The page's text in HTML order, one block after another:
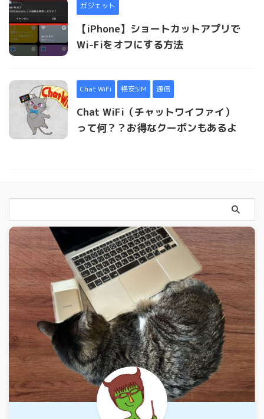
ガジェット
【iPhone】ショートカットアプリで
Wi-Fiをオフにする方法
Chat WiFi 格安SIM 通信
Chat WiFi（チャットワイファイ）
って何？？お得なクーポンもあるよ